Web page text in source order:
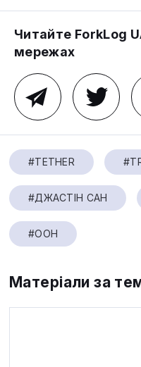
Читайте ForkLog
мережах
#TETHER
#ДЖАСТІН САН
#ООН
Матеріали за